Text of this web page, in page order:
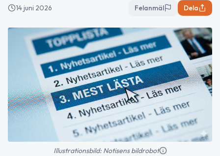
14 juni 2026 Felanmäl Dela
Illustrationsbild: Notisens bildrobot